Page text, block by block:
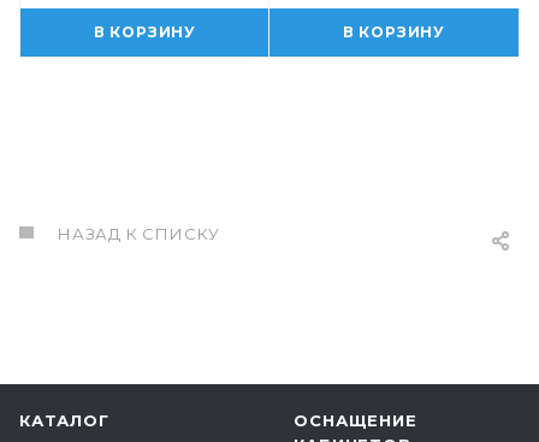
В КОРЗИНУ В КОРЗИНУ
НАЗАД К СПИСКУ
КАТАЛОГ
ОСНАЩЕНИЕ